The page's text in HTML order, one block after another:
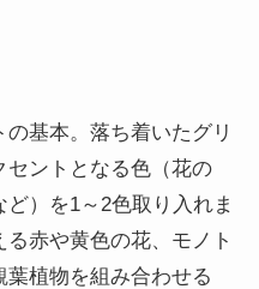
基本。落ち着いたグリ
セントとなる色（花の
）を1～2色取り入れま
赤や黄色の花、モノト
植物を組み合わせる